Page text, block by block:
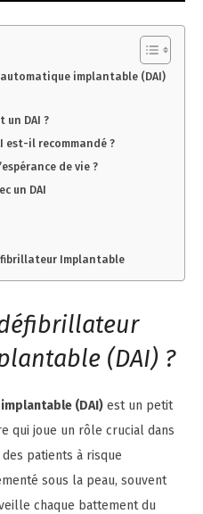
implantable (DAI)
un DAI ?
est-il recommandé ?
de vie ?
un DAI
Implantable
défibrillateur
(DAI) ?
(DAI) est un petit
qui joue un rôle crucial dans
patients à risque
sous la peau, souvent
chaque battement du